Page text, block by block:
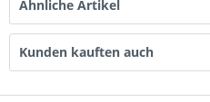
Ähnliche Artikel
Kunden kauften auch